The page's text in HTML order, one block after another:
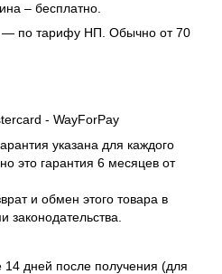
– бесплатно.
— по тарифу НП. Обычно от 70
- WayForPay
указана для каждого
это гарантия 6 месяцев от
и обмен этого товара в
законодательства.
14 дней после получения (для